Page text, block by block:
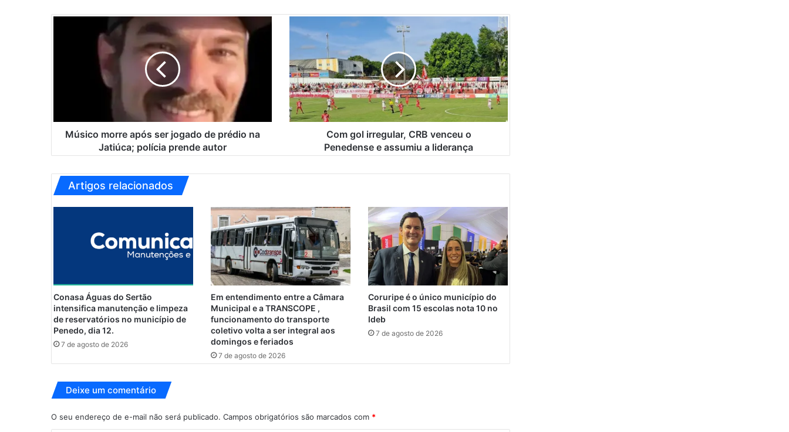
r
a
ó
s
s
d
o
d
e
p
é
i
n
a
Músico morre após ser jogado de prédio na
Jatiúca; polícia prende autor
g
o
l
i
r
r
u
,
C
R
B
v
e
n
e
u
o
P
n
n
s
Com gol irregular, CRB venceu o
Penedense e assumiu a liderança
Artigos relacionados
Conasa Águas do Sertão
intensifica manutenção e limpeza
de reservatórios no município de
Penedo, dia 12.
7 de agosto de 2026
Em entendimento entre a Câmara
Municipal e a TRANSCOPE ,
funcionamento do transporte
coletivo volta a ser integral aos
domingos e feriados
7 de agosto de 2026
Coruripe é o único município do
Brasil com 15 escolas nota 10 no
Ideb
7 de agosto de 2026
Deixe um comentário
O seu endereço de e-mail não será publicado. Campos obrigatórios são marcados com *